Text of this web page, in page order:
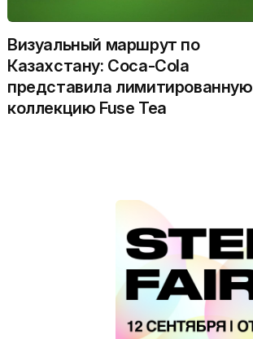
Визуальный маршрут по
Казахстану: Coca-Cola
представила лимитированную
коллекцию Fuse Tea